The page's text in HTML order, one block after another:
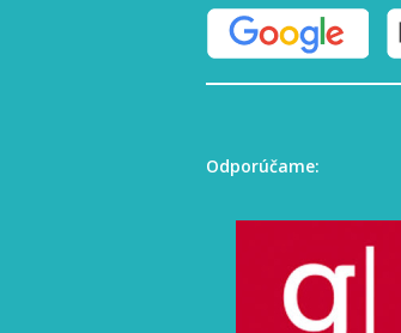
Odporúčame: